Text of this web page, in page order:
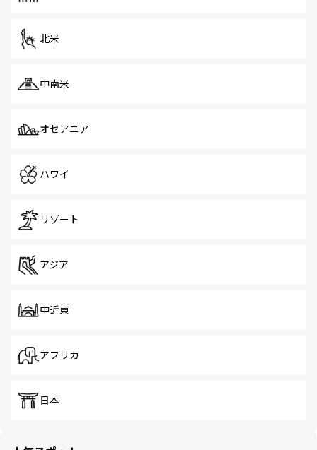
北米
中南米
オセアニア
ハワイ
リゾート
アジア
中近東
アフリカ
日本